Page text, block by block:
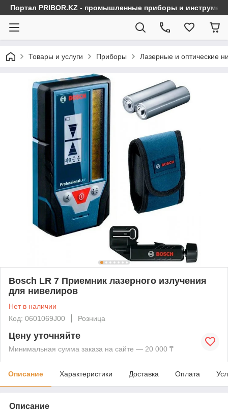
Портал PRIBOR.KZ - промышленные приборы и
Товары и услуги Приборы Лазерные и оптические
Bosch LR 7 Приемник лазерного излучения
для нивелиров
Нет в наличии
Код: 0601069J00
Розница
Цену уточняйте
Минимальная сумма заказа на сайте — 20 000 ₸
Описание Характеристики Доставка Оплата
Описание